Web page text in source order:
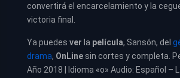
convertirá el encarcelamiento y la
victoria final.
Ya puedes ver la película, Sansón, del
drama, OnLine sin cortes y completa.
Año 2018 | Idioma «o» Audio: Español –